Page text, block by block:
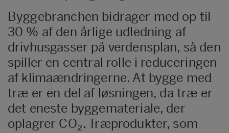
Byggebranchen bidrager med op til
30 % af den årlige udledning af
drivhusgasser på verdensplan, så den
spiller en central rolle i reduceringen
af klimaændringerne. At bygge med
træ er en del af løsningen, da træ er
det eneste byggemateriale, der
oplagrer CO₂. Træprodukter, som